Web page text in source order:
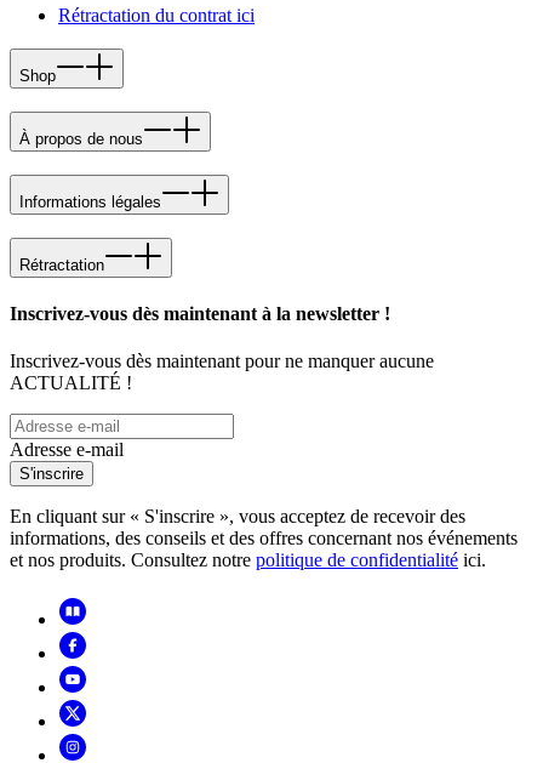
Rétractation du contrat ici
Shop
À propos de nous
Informations légales
Rétractation
Inscrivez-vous dès maintenant à la newsletter !
Inscrivez-vous dès maintenant pour ne manquer aucune
ACTUALITÉ !
Adresse e-mail
S'inscrire
En cliquant sur « S'inscrire », vous acceptez de recevoir des
informations, des conseils et des offres concernant nos événements
et nos produits. Consultez notre politique de confidentialité ici.